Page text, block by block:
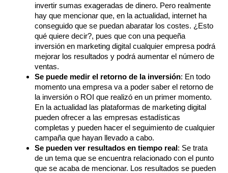
invertir sumas exageradas de dinero. Pero realmente
hay que mencionar que, en la actualidad, internet ha
conseguido que se puedan abaratar los costes. ¿Esto
qué quiere decir?, pues que con una pequeña
inversión en marketing digital cualquier empresa podrá
mejorar los resultados y podrá aumentar el número de
ventas.
Se puede medir el retorno de la inversión: En todo
momento una empresa va a poder saber el retorno de
la inversión o ROI que realizó en un primer momento.
En la actualidad las plataformas de marketing digital
pueden ofrecer a las empresas estadísticas
completas y pueden hacer el seguimiento de cualquier
campaña que hayan llevado a cabo.
Se pueden ver resultados en tiempo real: Se trata
de un tema que se encuentra relacionado con el punto
que se acaba de mencionar. Los resultados se pueden